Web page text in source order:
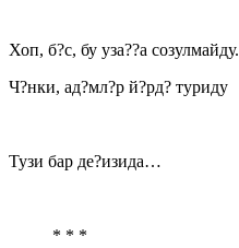
Хоп, б?с, бу уза??а созулмайду.
Ч?нки, ад?мл?р й?рд? туриду
Тузи бар де?изида…
* * *